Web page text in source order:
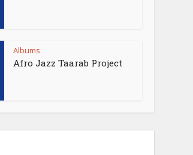
Albums
Afro Jazz Taarab Project